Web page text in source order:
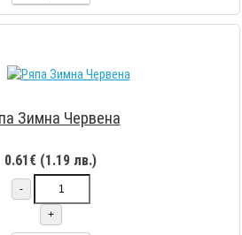
Зимна Червена
0.61€ (1.19 лв.)
-
+